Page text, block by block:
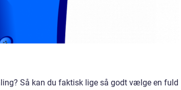
Så kan du faktisk lige så godt vælge en fuld